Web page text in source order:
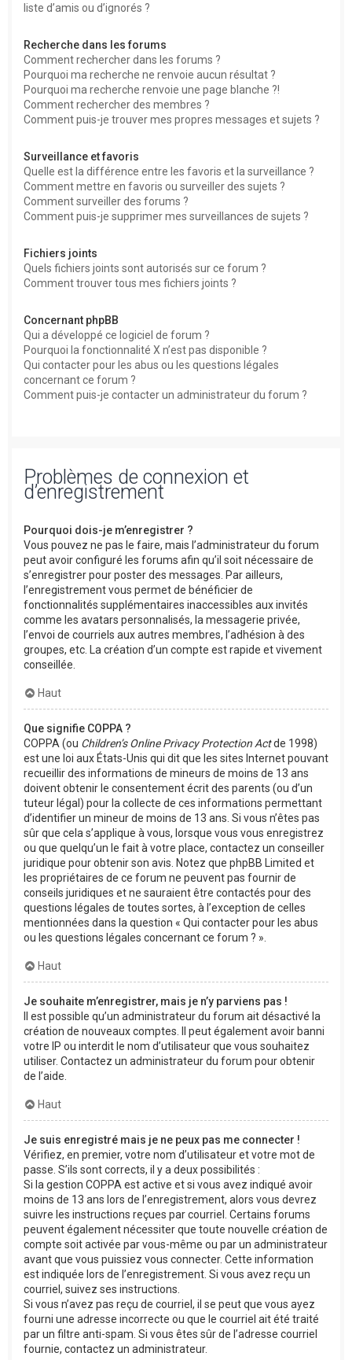
liste d’amis ou d’ignorés ?
Recherche dans les forums
Comment rechercher dans les forums ?
Pourquoi ma recherche ne renvoie aucun résultat ?
Pourquoi ma recherche renvoie une page blanche ?!
Comment rechercher des membres ?
Comment puis-je trouver mes propres messages et sujets ?
Surveillance et favoris
Quelle est la différence entre les favoris et la surveillance ?
Comment mettre en favoris ou surveiller des sujets ?
Comment surveiller des forums ?
Comment puis-je supprimer mes surveillances de sujets ?
Fichiers joints
Quels fichiers joints sont autorisés sur ce forum ?
Comment trouver tous mes fichiers joints ?
Concernant phpBB
Qui a développé ce logiciel de forum ?
Pourquoi la fonctionnalité X n’est pas disponible ?
Qui contacter pour les abus ou les questions légales
concernant ce forum ?
Comment puis-je contacter un administrateur du forum ?
Problèmes de connexion et
d’enregistrement
Pourquoi dois-je m’enregistrer ?
Vous pouvez ne pas le faire, mais l’administrateur du forum
peut avoir configuré les forums afin qu’il soit nécessaire de
s’enregistrer pour poster des messages. Par ailleurs,
l’enregistrement vous permet de bénéficier de
fonctionnalités supplémentaires inaccessibles aux invités
comme les avatars personnalisés, la messagerie privée,
l’envoi de courriels aux autres membres, l’adhésion à des
groupes, etc. La création d’un compte est rapide et vivement
conseillée.
Haut
Que signifie COPPA ?
COPPA (ou Children’s Online Privacy Protection Actde 1998)
est une loi aux États-Unis qui dit que les sites Internet pouvant
recueillir des informations de mineurs de moins de 13 ans
doivent obtenir le consentement écrit des parents (ou d’un
tuteur légal) pour la collecte de ces informations permettant
d’identifier un mineur de moins de 13 ans. Si vous n’êtes pas
sûr que cela s’applique à vous, lorsque vous vous enregistrez
ou que quelqu’un le fait à votre place, contactez un conseiller
juridique pour obtenir son avis. Notez que phpBB Limited et
les propriétaires de ce forum ne peuvent pas fournir de
conseils juridiques et ne sauraient être contactés pour des
questions légales de toutes sortes, à l’exception de celles
mentionnées dans la question « Qui contacter pour les abus
ou les questions légales concernant ce forum ? ».
Haut
Je souhaite m’enregistrer, mais je n’y parviens pas !
Il est possible qu’un administrateur du forum ait désactivé la
création de nouveaux comptes. Il peut également avoir banni
votre IP ou interdit le nom d’utilisateur que vous souhaitez
utiliser. Contactez un administrateur du forum pour obtenir
de l’aide.
Haut
Je suis enregistré mais je ne peux pas me connecter !
Vérifiez, en premier, votre nom d’utilisateur et votre mot de
passe. S’ils sont corrects, il y a deux possibilités :
Si la gestion COPPA est active et si vous avez indiqué avoir
moins de 13 ans lors de l’enregistrement, alors vous devrez
suivre les instructions reçues par courriel. Certains forums
peuvent également nécessiter que toute nouvelle création de
compte soit activée par vous-même ou par un administrateur
avant que vous puissiez vous connecter. Cette information
est indiquée lors de l’enregistrement. Si vous avez reçu un
courriel, suivez ses instructions.
Si vous n’avez pas reçu de courriel, il se peut que vous ayez
fourni une adresse incorrecte ou que le courriel ait été traité
par un filtre anti-spam. Si vous êtes sûr de l’adresse courriel
fournie, contactez un administrateur.